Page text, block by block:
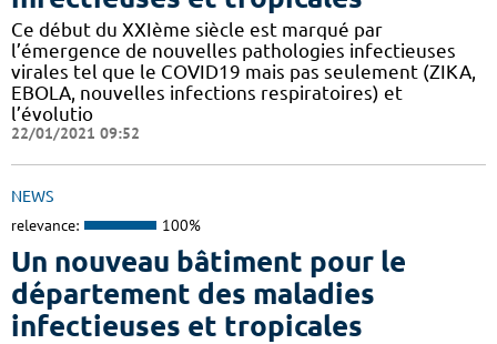
Ce début du XXIème siècle est marqué par
l’émergence de nouvelles pathologies infectieuses
virales tel que le COVID19 mais pas seulement (ZIKA,
EBOLA, nouvelles infections respiratoires) et
l’évolutio
22/01/2021 09:52
NEWS
relevance: 100%
Un nouveau bâtiment pour le
département des maladies
infectieuses et tropicales